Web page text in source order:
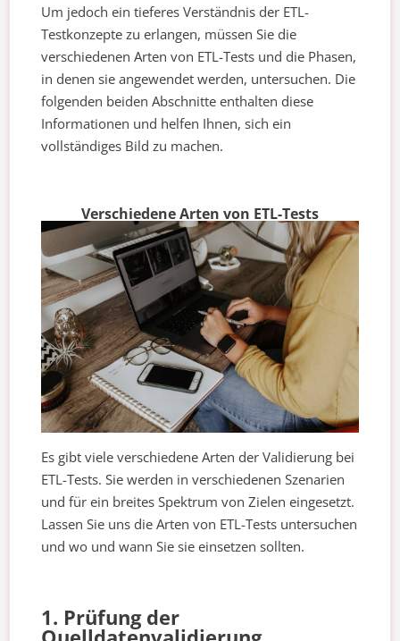
Um jedoch ein tieferes Verständnis der ETL-
Testkonzepte zu erlangen, müssen Sie die
verschiedenen Arten von ETL-Tests und die Phasen,
in denen sie angewendet werden, untersuchen. Die
folgenden beiden Abschnitte enthalten diese
Informationen und helfen Ihnen, sich ein
vollständiges Bild zu machen.
Verschiedene Arten von ETL-Tests
Es gibt viele verschiedene Arten der Validierung bei
ETL-Tests. Sie werden in verschiedenen Szenarien
und für ein breites Spektrum von Zielen eingesetzt.
Lassen Sie uns die Arten von ETL-Tests untersuchen
und wo und wann Sie sie einsetzen sollten.
1. Prüfung der